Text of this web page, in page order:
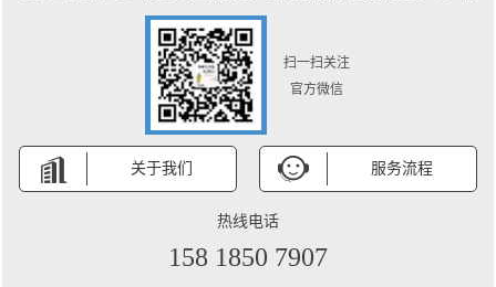
扫一扫关注
官方微信
关于我们 服务流程
热线电话
158 1850 7907